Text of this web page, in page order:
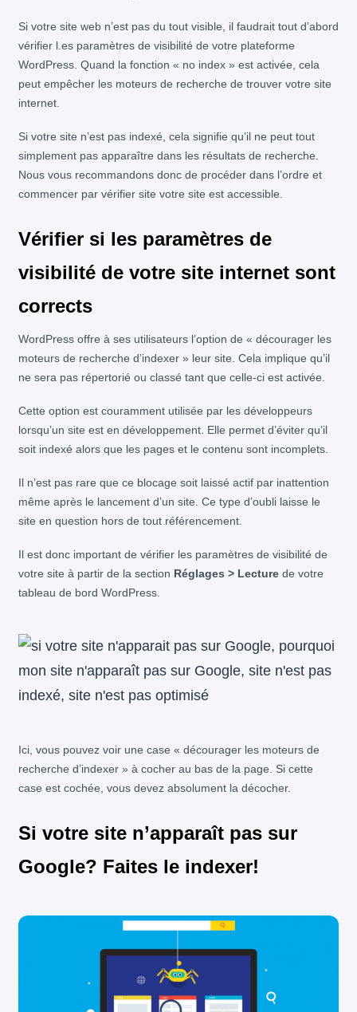
Si votre site web n’est pas du tout visible, il faudrait tout d’abord
vérifier l.es paramètres de visibilité de votre plateforme
WordPress. Quand la fonction « no index » est activée, cela
peut empêcher les moteurs de recherche de trouver votre site
internet.
Si votre site n’est pas indexé, cela signifie qu’il ne peut tout
simplement pas apparaître dans les résultats de recherche.
Nous vous recommandons donc de procéder dans l’ordre et
commencer par vérifier site votre site est accessible.
Vérifier si les paramètres de
visibilité de votre site internet sont
corrects
WordPress offre à ses utilisateurs l’option de « décourager les
moteurs de recherche d’indexer » leur site. Cela implique qu’il
ne sera pas répertorié ou classé tant que celle-ci est activée.
Cette option est couramment utilisée par les développeurs
lorsqu’un site est en développement. Elle permet d’éviter qu’il
soit indexé alors que les pages et le contenu sont incomplets.
Il n’est pas rare que ce blocage soit laissé actif par inattention
même après le lancement d’un site. Ce type d’oubli laisse le
site en question hors de tout référencement.
Il est donc important de vérifier les paramètres de visibilité de
votre site à partir de la section Réglages > Lecture de votre
tableau de bord WordPress.
Ici, vous pouvez voir une case « décourager les moteurs de
recherche d’indexer » à cocher au bas de la page. Si cette
case est cochée, vous devez absolument la décocher.
Si votre site n’apparaît pas sur
Google? Faites le indexer!